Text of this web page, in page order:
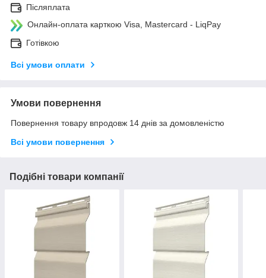
Післяплата
Онлайн-оплата карткою Visa, Mastercard - LiqPay
Готівкою
Всі умови оплати
Умови повернення
Повернення товару впродовж 14 днів за домовленістю
Всі умови повернення
Подібні товари компанії